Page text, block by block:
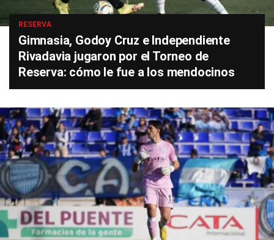
RESERVA
Gimnasia, Godoy Cruz e Independiente
Rivadavia jugaron por el Torneo de
Reserva: cómo le fue a los mendocinos